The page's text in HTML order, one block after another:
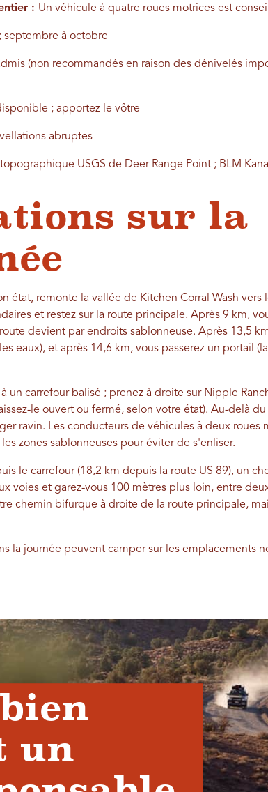
: Un véhicule à quatre roues motrices est
septembre à octobre
(non recommandés en raison des dénivelés
; apportez le vôtre
abruptes
USGS de Deer Range Point ; BLM
sur la
état, remonte la vallée de Kitchen Corral Wash
et restez sur la route principale. Après 9 km,
devient par endroits sablonneuse. Après 13,5
eaux), et après 14,6 km, vous passerez un portail
un carrefour balisé ; prenez à droite sur Nipple
le ouvert ou fermé, selon votre état). Au-delà
ravin. Les conducteurs de véhicules à deux roues
zones sablonneuses pour éviter de s'enliser.
le carrefour (18,2 km depuis la route US 89), un
voies et garez-vous 100 mètres plus loin, entre
chemin bifurque à droite de la route principale,
la journée peuvent camper sur les emplacements
un